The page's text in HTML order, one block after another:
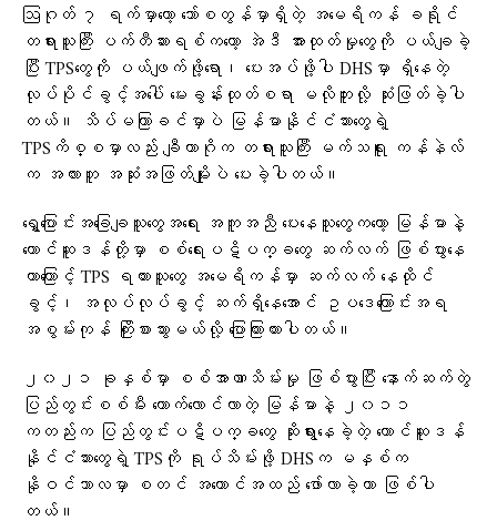
ဩဂုတ် ၇ ရက်မှာတော့ ဘော်စတွန်မှာရှိတဲ့ အမေရိကန် ခရိုင်
တရားသူကြီး ပက်တီဆားရစ်ကတော့ အဲဒီ အားထုတ်မှုတွေကို ပယ်ချခဲ့
ပြီး TPSတွေကို ပယ်ဖျက်ဖို့ရော၊ ပေးအပ်ဖို့ပါ DHSမှာ ရှိနေတဲ့
လုပ်ပိုင်ခွင့်အပေါ် မေးခွန်းထုတ်စရာ မလိုဘူးလို့ ဆုံးဖြတ်ခဲ့ပါ
တယ်။ သိပ်မကြာခင်မှာပဲ မြန်မာနိုင်ငံသားတွေရဲ့
TPSကိစ္စမှာလည်း ချီကာဂိုက တရားသူကြီး မက်သရူး ကန်နဲလ်
က အလားတူ အဆုံးအဖြတ်မျိုးပဲ ပေးခဲ့ပါတယ်။
ရွှေ့ပြောင်းအခြေချသူတွေအရေး အကူအညီ ပေးနေသူတွေကတော့ မြန်မာနဲ့
တောင်ဆူဒန်တို့မှာ စစ်ရေးပဋိပက္ခတွေ ဆက်လက် ဖြစ်ပွားနေ
တာကြောင့် TPS ရထားသူတွေ အမေရိကန်မှာ ဆက်လက် နေထိုင်
ခွင့်၊ အလုပ်လုပ်ခွင့် ဆက်ရှိနေအောင် ဥပဒေကြောင်းအရ
အစွမ်းကုန် ကြိုးစားသွားမယ်လို့ ပြောကြားထားပါတယ်။
၂၀၂၁ ခုနှစ်မှာ စစ်အာဏာသိမ်းမှု ဖြစ်ပွားပြီး နောက်ဆက်တွဲ
ပြည်တွင်းစစ်မီး တောက်လောင်လာတဲ့ မြန်မာနဲ့ ၂၀၁၁
ကတည်းက ပြည်တွင်းပဋိပက္ခတွေ ဆိုးရွားနေခဲ့တဲ့ တောင်ဆူဒန်
နိုင်ငံသားတွေရဲ့ TPSကို ရုပ်သိမ်းဖို့ DHSက မနှစ်က
နိုဝင်ဘာလမှာ စတင် အကောင်အထည် ဖော်လာခဲ့တာ ဖြစ်ပါ
တယ်။